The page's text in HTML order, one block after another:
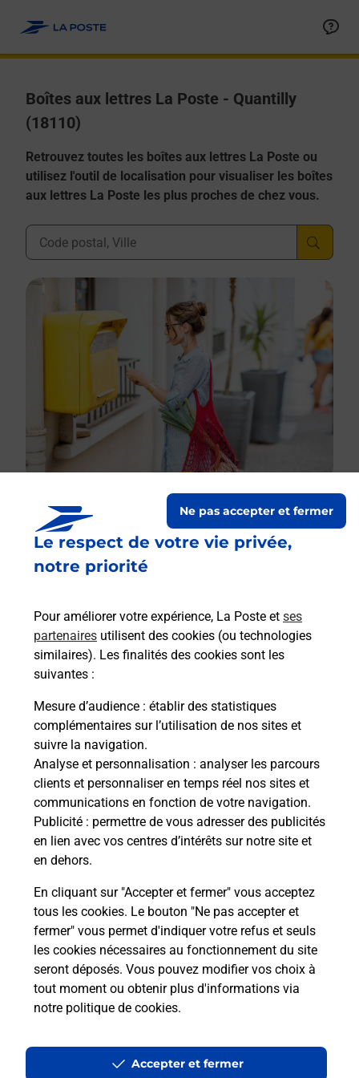
Le respect de votre vie privée,
notre priorité
Pour améliorer votre expérience, La Poste et ses
partenaires utilisent des cookies (ou technologies
similaires). Les finalités des cookies sont les
suivantes :
Mesure d’audience : établir des statistiques
complémentaires sur l’utilisation de nos sites et
suivre la navigation.
Analyse et personnalisation : analyser les parcours
clients et personnaliser en temps réel nos sites et
communications en fonction de votre navigation.
Publicité : permettre de vous adresser des publicités
en lien avec vos centres d’intérêts sur notre site et
en dehors.
En cliquant sur "Accepter et fermer" vous acceptez
tous les cookies. Le bouton "Ne pas accepter et
fermer" vous permet d'indiquer votre refus et seuls
les cookies nécessaires au fonctionnement du site
seront déposés. Vous pouvez modifier vos choix à
tout moment ou obtenir plus d'informations via
notre politique de cookies.
Ne pas accepter et fermer
Accepter et fermer
Boîtes aux lettres La Poste - Quantilly
(18110)
Retrouvez toutes les boîtes aux lettres La Poste ou
utilisez l'outil de localisation pour visualiser les boîtes
aux lettres La Poste les plus proches de chez vous.
Ville, Département, Code Postal
Boîte aux lettres La Poste
Les Crots De Vaux
18110 Quantilly
Le lien s'ouvre dans un nouvel onglet
Boîte aux lettres La Poste
Prochaine collecte du courrierlundià 08h00
Place De L Eglise
18110 Quantilly
Le lien s'ouvre dans un nouvel onglet
Localiser Liste Boîtes aux lettres Cher Quantilly
Accessibilité : partiellement conforme